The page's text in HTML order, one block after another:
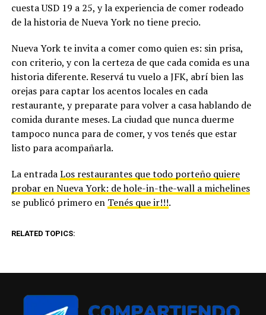
cuesta USD 19 a 25, y la experiencia de comer rodeado
de la historia de Nueva York no tiene precio.
Nueva York te invita a comer como quien es: sin prisa,
con criterio, y con la certeza de que cada comida es una
historia diferente. Reservá tu vuelo a JFK, abrí bien las
orejas para captar los acentos locales en cada
restaurante, y preparate para volver a casa hablando de
comida durante meses. La ciudad que nunca duerme
tampoco nunca para de comer, y vos tenés que estar
listo para acompañarla.
La entradaLos restaurantes que todo porteño quiere
probar en Nueva York: de hole-in-the-wall a michelines
se publicó primero en Tenés que ir!!!.
RELATED TOPICS: